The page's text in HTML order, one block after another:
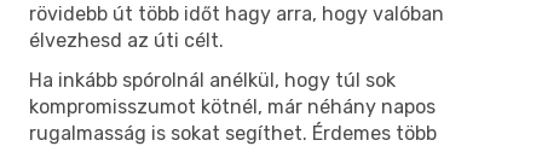
rövidebb út több időt hagy arra, hogy valóban
élvezhesd az úti célt.
Ha inkább spórolnál anélkül, hogy túl sok
kompromisszumot kötnél, már néhány napos
rugalmasság is sokat segíthet. Érdemes több